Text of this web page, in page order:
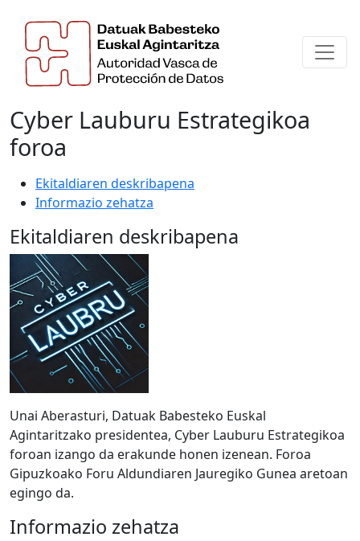
Cyber Lauburu Estrategikoa
foroa
Ekitaldiaren deskribapena
Informazio zehatza
Ekitaldiaren deskribapena
Unai Aberasturi, Datuak Babesteko Euskal
Agintaritzako presidentea, Cyber Lauburu Estrategikoa
foroan izango da erakunde honen izenean. Foroa
Gipuzkoako Foru Aldundiaren Jauregiko Gunea aretoan
egingo da.
Informazio zehatza